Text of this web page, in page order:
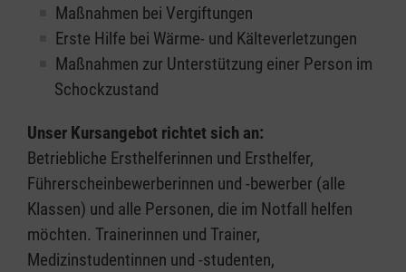
Maßnahmen bei Vergiftungen
Erste Hilfe bei Wärme- und Kälteverletzungen
Maßnahmen zur Unterstützung einer Person im
Schockzustand
Unser Kursangebot richtet sich an:
Betriebliche Ersthelferinnen und Ersthelfer,
Führerscheinbewerberinnen und -bewerber (alle
Klassen) und alle Personen, die im Notfall helfen
möchten. Trainerinnen und Trainer,
Medizinstudentinnen und -studenten,